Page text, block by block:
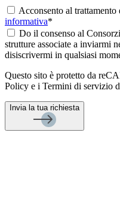
Acconsento al
informativa*
Do il consenso al
strutture associate a inviarmi
disiscrivermi in qualsiasi
Questo sito è protetto da
Policy e i Termini di servizio
Invia la tua richiesta